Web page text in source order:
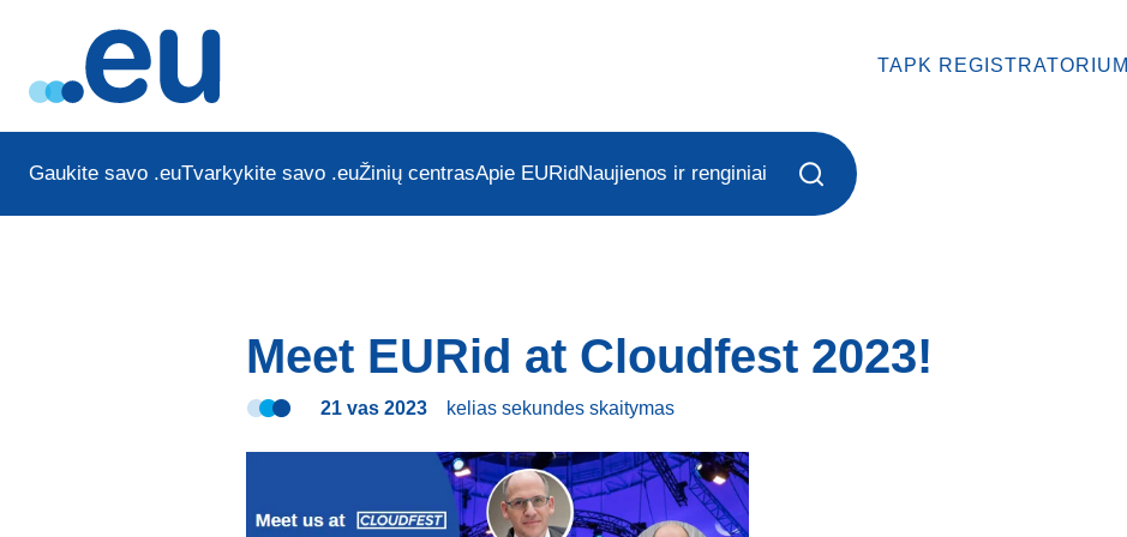
TAPK REGISTRATORIUMI
Gaukite savo .euTvarkykite savo .euŽinių centrasApie EURidNaujienos ir renginiai
Meet EURid at Cloudfest 2023!
21 vas 2023 kelias sekundesskaitymas